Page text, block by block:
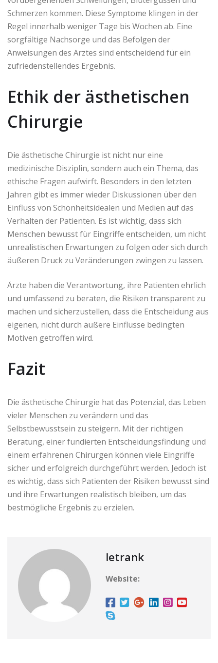
Schmerzen kommen. Diese Symptome klingen in der
Regel innerhalb weniger Tage bis Wochen ab. Eine
sorgfältige Nachsorge und das Befolgen der
Anweisungen des Arztes sind entscheidend für ein
zufriedenstellendes Ergebnis.
Ethik der ästhetischen
Chirurgie
Die ästhetische Chirurgie ist nicht nur eine
medizinische Disziplin, sondern auch ein Thema, das
ethische Fragen aufwirft. Besonders in den letzten
Jahren gibt es immer wieder Diskussionen über den
Einfluss von Schönheitsidealen und Medien auf das
Verhalten der Patienten. Es ist wichtig, dass sich
Menschen bewusst für Eingriffe entscheiden, um nicht
unrealistischen Erwartungen zu folgen oder sich durch
äußeren Druck zu Veränderungen zwingen zu lassen.
Ärzte haben die Verantwortung, ihre Patienten ehrlich
und umfassend zu beraten, die Risiken transparent zu
machen und sicherzustellen, dass die Entscheidung aus
eigenen, nicht durch äußere Einflüsse bedingten
Motiven getroffen wird.
Fazit
Die ästhetische Chirurgie hat das Potenzial, das Leben
vieler Menschen zu verändern und das
Selbstbewusstsein zu steigern. Mit der richtigen
Beratung, einer fundierten Entscheidungsfindung und
einem erfahrenen Chirurgen können viele Eingriffe
sicher und erfolgreich durchgeführt werden. Jedoch ist
es wichtig, dass sich Patienten der Risiken bewusst sind
und ihre Erwartungen realistisch bleiben, um das
bestmögliche Ergebnis zu erzielen.
letrank
Website: